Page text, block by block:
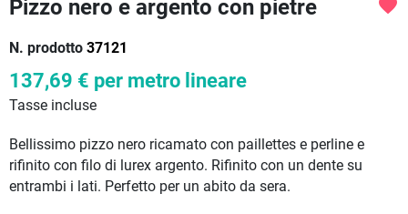
Pizzo nero e argento con pietre
N. prodotto 37121
favorite
137,69 € per metro lineare
Tasse incluse
Bellissimo pizzo nero ricamato con paillettes e perline e
rifinito con filo di lurex argento. Rifinito con un dente su
entrambi i lati. Perfetto per un abito da sera.